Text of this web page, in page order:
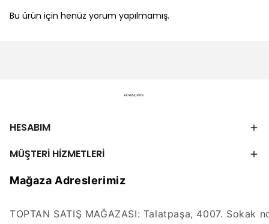
Bu ürün için henüz yorum yapılmamış.
HESABIM
MÜŞTERİ HİZMETLERİ
Mağaza Adreslerimiz
TOPTAN SATIŞ MAĞAZASI: Talatpaşa, 4007. Sokak